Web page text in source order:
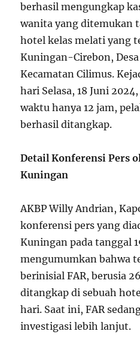
berhasil mengungkap
wanita yang ditemukan
hotel kelas melati yang
Kuningan-Cirebon,
Kecamatan Cilimus.
hari Selasa, 18 Juni
waktu hanya 12 jam,
berhasil ditangkap.
Detail Konferensi Pers
Kuningan
AKBP Willy Andrian,
konferensi pers yang
Kuningan pada tanggal
mengumumkan bahwa
berinisial FAR, berusia
ditangkap di sebuah
hari. Saat ini, FAR
investigasi lebih lanjut.